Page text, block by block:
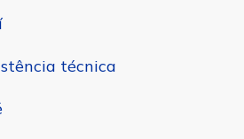
técnica